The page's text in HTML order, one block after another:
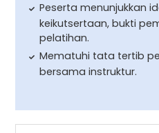
Peserta menunjukkan
keikutsertaan, bukti
pelatihan.
Mematuhi tata tertib
bersama instruktur.